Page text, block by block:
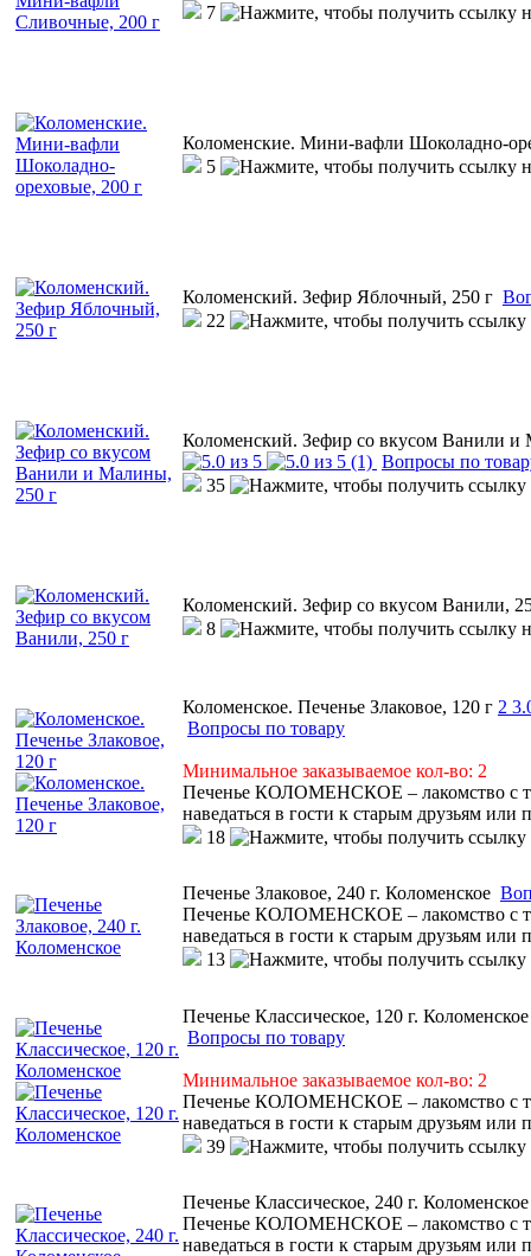
7
Коломенские. Мини-вафли Шоколадно-
5
Коломенский. Зефир Яблочный, 250 г
22
Коломенский. Зефир со вкусом Ванили и
(1) Вопросы по
35
Коломенский. Зефир со вкусом Ванили,
8
Коломенское. Печенье Злаковое, 120 г 2
Вопросы по товару
Минимальное заказываемое кол-во: 2
Печенье КОЛОМЕНСКОЕ – лакомство с
наведаться в гости к старым друзьям или
18
Печенье Злаковое, 240 г. Коломенское
Печенье КОЛОМЕНСКОЕ – лакомство с
наведаться в гости к старым друзьям или
13
Печенье Классическое, 120 г. Коломенское
Вопросы по товару
Минимальное заказываемое кол-во: 2
Печенье КОЛОМЕНСКОЕ – лакомство с
наведаться в гости к старым друзьям или
39
Печенье Классическое, 240 г. Коломенское
Печенье КОЛОМЕНСКОЕ – лакомство с
наведаться в гости к старым друзьям или